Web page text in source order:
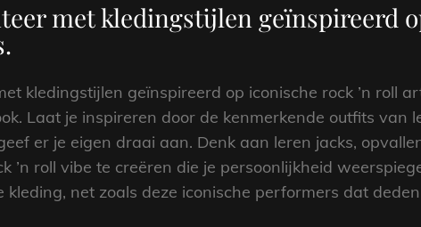
met kledingstijlen geïnspireerd
kledingstijlen geïnspireerd op iconische rock ’n roll
Laat je inspireren door de kenmerkende outfits van
er je eigen draai aan. Denk aan leren jacks,
’n roll vibe te creëren die je persoonlijkheid
kleding, net zoals deze iconische performers dat